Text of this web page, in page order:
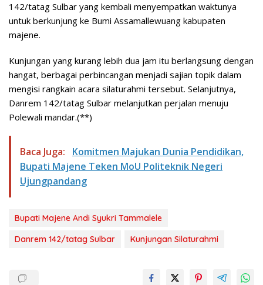
142/tatag Sulbar yang kembali menyempatkan waktunya
untuk berkunjung ke Bumi Assamallewuang kabupaten
majene.
Kunjungan yang kurang lebih dua jam itu berlangsung dengan
hangat, berbagai perbincangan menjadi sajian topik dalam
mengisi rangkain acara silaturahmi tersebut. Selanjutnya,
Danrem 142/tatag Sulbar melanjutkan perjalan menuju
Polewali mandar.(**)
Baca Juga:
Komitmen Majukan Dunia Pendidikan,
Bupati Majene Teken MoU Politeknik Negeri
Ujungpandang
Bupati Majene Andi Syukri Tammalele
Danrem 142/tatag Sulbar
Kunjungan Silaturahmi